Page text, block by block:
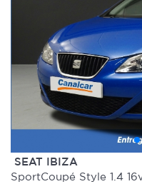
SEAT IBIZA
SportCoupé Style 1.4